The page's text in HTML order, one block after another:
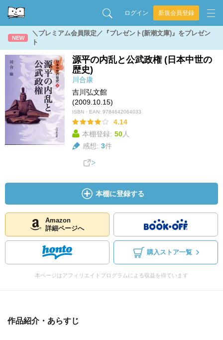
ログイン 新規会員登録
NEW
＼プレミアム会員限定／『プレゼント(新潮文庫)』をプレゼン
ト
源平の内乱と公武政権 (日本中世の
歴史)
川合康
吉川弘文館
(2009.10.15)
ISBN・EAN: 9784642064033
4.14
本棚登録: 50人
感想: 3件
本棚に登録する
Amazon
詳細ページへ
購入ストア一覧
本ページはアフィリエイトプログラムによる収益を得ています
作品紹介・あらすじ